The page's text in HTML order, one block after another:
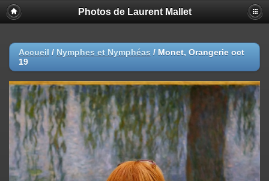
Photos de Laurent Mallet
Accueil / Nymphes et Nymphéas / Monet, Orangerie oct
19